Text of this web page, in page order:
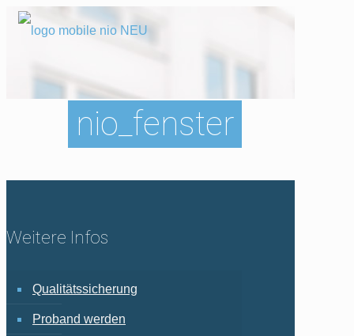
nio_fenster
Weitere Infos
Qualitätssicherung
Proband werden